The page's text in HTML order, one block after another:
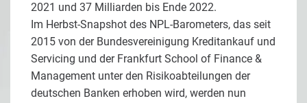
2021 und 37 Milliarden bis Ende 2022.
Im Herbst-Snapshot des NPL-Barometers, das seit
2015 von der Bundesvereinigung Kreditankauf und
Servicing und der Frankfurt School of Finance &
Management unter den Risikoabteilungen der
deutschen Banken erhoben wird, werden nun